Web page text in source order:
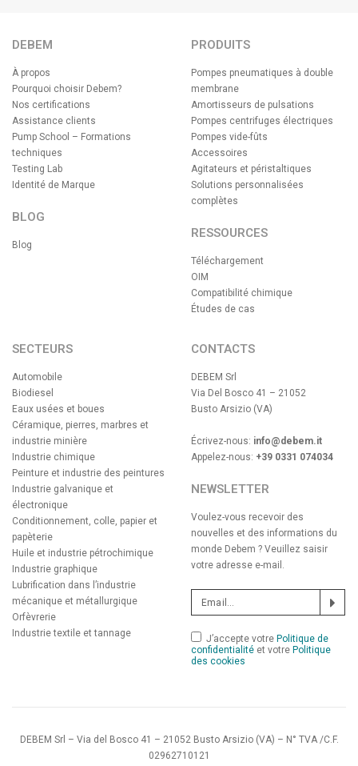
DEBEM
À propos
Pourquoi choisir Debem?
Nos certifications
Assistance clients
Pump School – Formations
techniques
Testing Lab
Identité de Marque
BLOG
Blog
PRODUITS
Pompes pneumatiques à double
membrane
Amortisseurs de pulsations
Pompes centrifuges électriques
Pompes vide-fûts
Accessoires
Agitateurs et péristaltiques
Solutions personnalisées
complètes
RESSOURCES
Téléchargement
OIM
Compatibilité chimique
Études de cas
SECTEURS
Automobile
Biodiesel
Eaux usées et boues
Céramique, pierres, marbres et
industrie minière
Industrie chimique
Peinture et industrie des peintures
Industrie galvanique et
électronique
Conditionnement, colle, papier et
papèterie
Huile et industrie pétrochimique
Industrie graphique
Lubrification dans l’industrie
mécanique et métallurgique
Orfèvrerie
Industrie textile et tannage
CONTACTS
DEBEM Srl
Via Del Bosco 41 – 21052
Busto Arsizio (VA)
Écrivez-nous: info@debem.it
Appelez-nous: +39 0331 074034
NEWSLETTER
Voulez-vous recevoir des
nouvelles et des informations du
monde Debem ? Veuillez saisir
votre adresse e-mail.
J’accepte votre Politique de
confidentialité et votre Politique
des cookies
DEBEM Srl – Via del Bosco 41 – 21052 Busto Arsizio (VA) – N° TVA /C.F.
02962710121